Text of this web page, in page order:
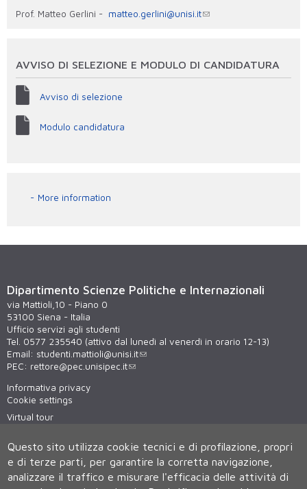
Prof. Matteo Gerlini - matteo.gerlini@unisi.it
AVVISO DI SELEZIONE E MODULO DI CANDIDATURA
Avviso di selezione
Modulo candidatura
More information
Dipartimento Scienze Politiche e Internazionali
via Mattioli,10 - Piano 0
53100 Siena - Italia
Ufficio servizi agli studenti
Tel. 0577 235540 (attivo dal lunedì al venerdì in orario 12-13)
Email: studenti.mattioli@unisi.it
PEC: rettore@pec.unisipec.it
Informativa privacy
Cookie settings
Virtual tour
Questo sito utilizza cookie tecnici e di profilazione, propri
e di terze parti, per garantire la corretta navigazione,
analizzare il traffico e misurare l'efficacia delle attività di